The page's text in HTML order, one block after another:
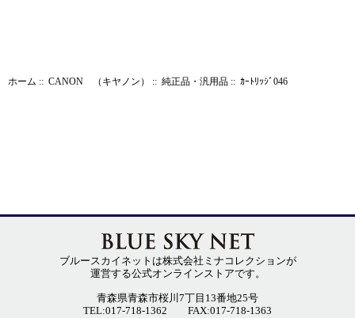
ホーム :: CANON （キヤノン） :: 純正品・汎用品 :: ｶｰﾄﾘｯｼﾞ046
ブルースカイネットは株式会社ミナコレクションが
運営する公式オンラインストアです。
青森県青森市桜川7丁目13番地25号
TEL:017-718-1362 FAX:017-718-1363